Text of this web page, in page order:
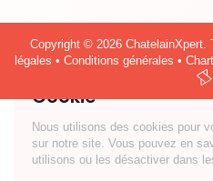
Copyright © 2026 ChatelainXpert.
légales • Conditions générales •
Cookie
Nous utilisons des cookies pour
sur notre site. Vous pouvez en
utilisons ou les désactiver dans